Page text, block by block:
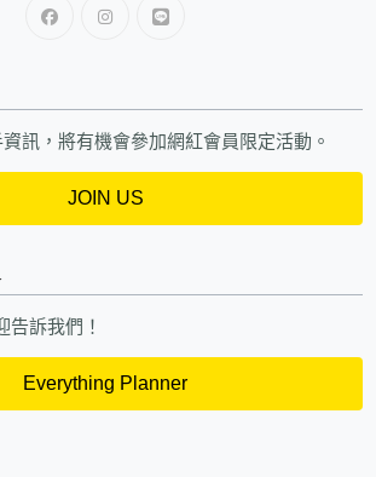
訊，將有機會參加網紅會員限定活動。
JOIN US
告訴我們！
Everything Planner